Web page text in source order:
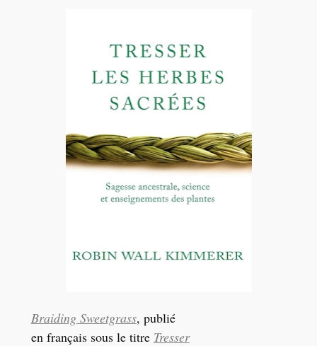
Braiding Sweetgrass, publié
en français sous le titre Tresser